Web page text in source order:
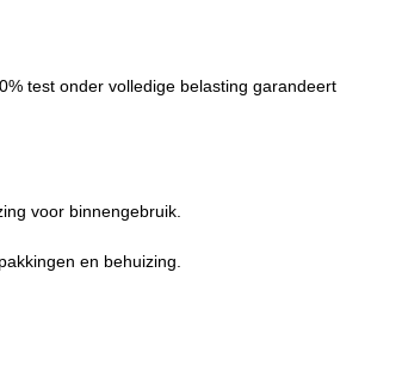
test onder volledige belasting garandeert
voor binnengebruik.
en behuizing.